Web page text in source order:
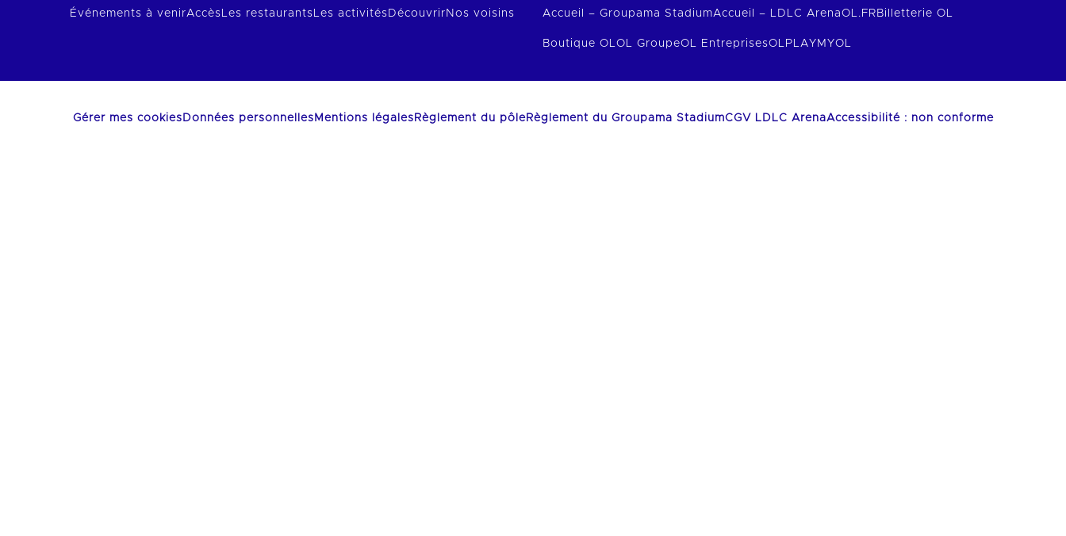
Événements à venirAccèsLes restaurantsLes activités Découvrir Nos voisins Accueil – Groupama StadiumAccueil – LDLC ArenaOL.FR Billetterie OL
Boutique OLOL GroupeOL EntreprisesOLPLAY MYOL
Gérer mes cookies Données personnelles Mentions légales Règlement du pôleRèglement du Groupama StadiumCGV LDLC ArenaAccessibilité : non conforme